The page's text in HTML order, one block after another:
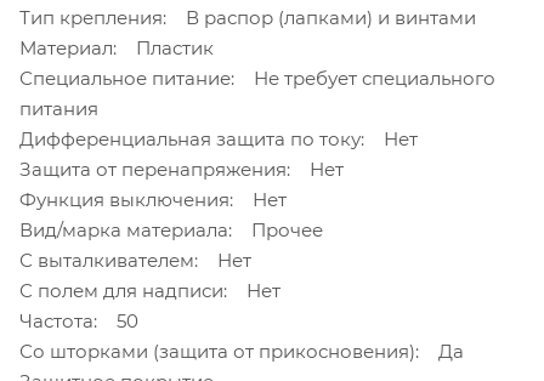
Тип крепления: В распор (лапками) и винтами
Материал: Пластик
Специальное питание: Не требует специального
питания
Дифференциальная защита по току: Нет
Защита от перенапряжения: Нет
Функция выключения: Нет
Вид/марка материала: Прочее
С выталкивателем: Нет
С полем для надписи: Нет
Частота: 50
Со шторками (защита от прикосновения): Да